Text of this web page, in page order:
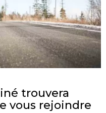
trouvera
vous rejoindre